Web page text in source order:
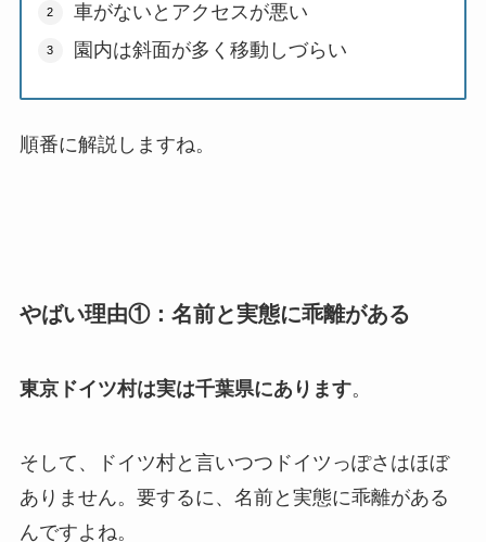
車がないとアクセスが悪い
園内は斜面が多く移動しづらい
順番に解説しますね。
やばい理由①：名前と実態に乖離がある
東京ドイツ村は実は千葉県にあります。
そして、ドイツ村と言いつつドイツっぽさはほぼ
ありません。要するに、名前と実態に乖離がある
んですよね。